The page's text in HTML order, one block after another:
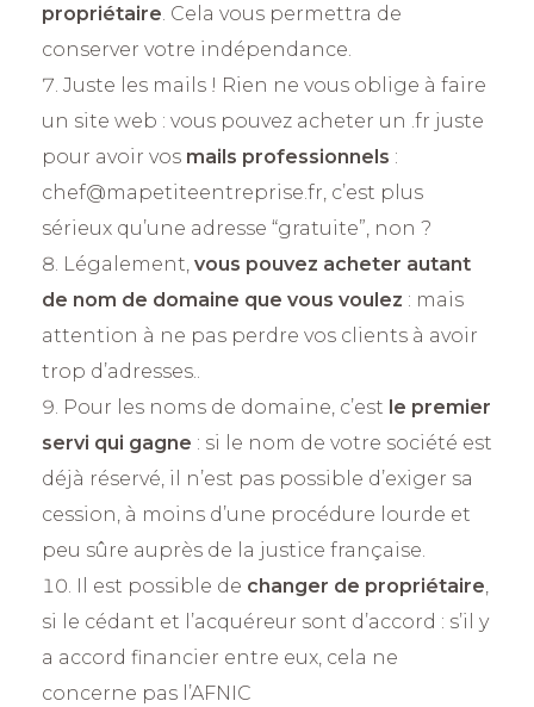
propriétaire . Cela vous permettra de
conserver votre indépendance.
Juste les mails ! Rien ne vous oblige à faire
un site web : vous pouvez acheter un .fr juste
pour avoir vos mails professionnels :
chef@mapetiteentreprise.fr, c’est plus
sérieux qu’une adresse “gratuite”, non ?
Légalement, vous pouvez acheter autant
de nom de domaine que vous voulez : mais
attention à ne pas perdre vos clients à avoir
trop d’adresses..
Pour les noms de domaine, c’est le premier
servi qui gagne : si le nom de votre société est
déjà réservé, il n’est pas possible d’exiger sa
cession, à moins d’une procédure lourde et
peu sûre auprès de la justice française.
Il est possible de changer de propriétaire
si le cédant et l’acquéreur sont d’accord : s’il y
a accord financier entre eux, cela ne
concerne pas l’AFNIC